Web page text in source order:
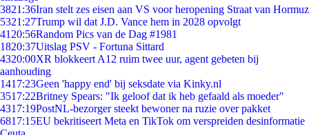
3821:36Iran stelt zes eisen aan VS voor heropening Straat van Hormuz
5321:27Trump wil dat J.D. Vance hem in 2028 opvolgt
41 20:56Random Pics van de Dag #1981
1820:37Uitslag PSV - Fortuna Sittard
4320:00XR blokkeert A12 ruim twee uur, agent gebeten bij
aanhouding
1417:23Geen 'happy end' bij seksdate via Kinky.nl
3517:22Britney Spears: "Ik geloof dat ik heb gefaald als moeder"
4317:19PostNL-bezorger steekt bewoner na ruzie over pakket
6817:15EU bekritiseert Meta en TikTok om verspreiden desinformatie